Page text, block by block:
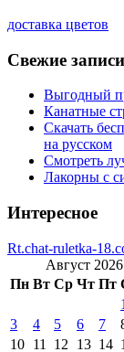
доставка цветов
Свежие записи
Выгодный
Канатные
Скачать
на русском
Смотреть
Лакорны с
Интересное
Rt.chat-ruletka-
Август 2026
Пн Вт Ср Чт Пт
1
3
4 5 6 7
10 11 12 13 14